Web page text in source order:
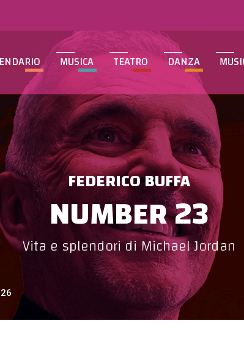
MUSICA TEATRO DANZA
FEDERICO BUFFA
NUMBER 23
Vita e splendori di Michael Jordan